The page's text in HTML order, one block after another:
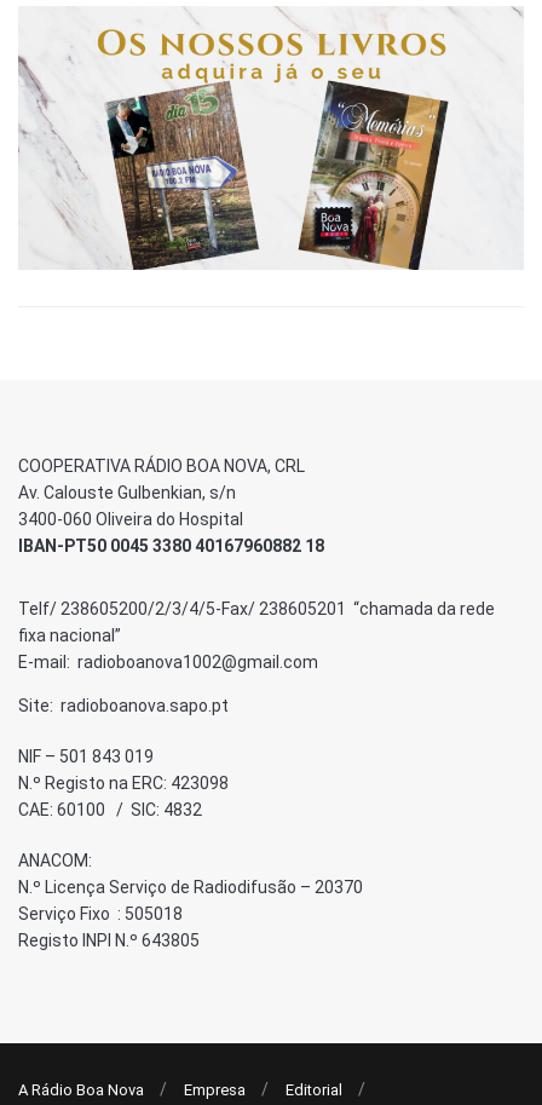
COOPERATIVA RÁDIO BOA NOVA, CRL
Av. Calouste Gulbenkian, s/n
3400-060 Oliveira do Hospital
IBAN-PT50 0045 3380 40167960882 18
Telf/ 238605200/2/3/4/5-Fax/ 238605201 “chamada da rede
fixa nacional”
E-mail: radioboanova1002@gmail.com
Site: radioboanova.sapo.pt
NIF – 501 843 019
N.º Registo na ERC: 423098
CAE: 60100 / SIC: 4832
ANACOM:
N.º Licença Serviço de Radiodifusão – 20370
Serviço Fixo : 505018
Registo INPI N.º 643805
A Rádio Boa Nova Empresa Editorial